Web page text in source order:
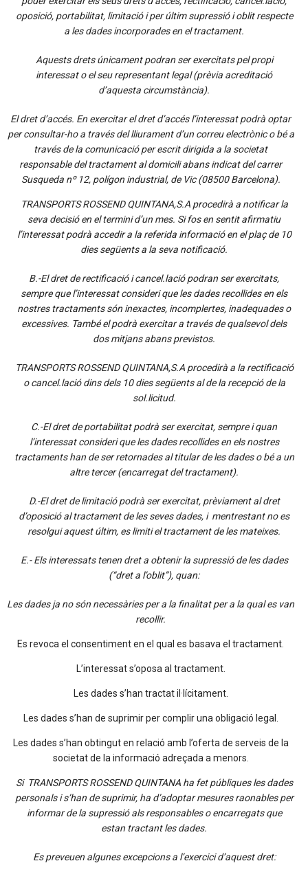
oposició, portabilitat, limitació i per últim supressió i oblit respecte
a les dades incorporades en el tractament.
Aquests drets únicament podran ser exercitats pel propi
interessat o el seu representant legal (prèvia acreditació
d’aquesta circumstància).
El dret d’accés. En exercitar el dret d’accés l’interessat podrà optar
per consultar-ho a través del lliurament d’un correu electrònic o bé a
través de la comunicació per escrit dirigida a la societat
responsable del tractament al domicili abans indicat del carrer
Susqueda nº 12, polígon industrial, de Vic (08500 Barcelona).
TRANSPORTS ROSSEND QUINTANA,S.A procedirà a notificar la
seva decisió en el termini d’un mes. Si fos en sentit afirmatiu
l’interessat podrà accedir a la referida informació en el plaç de 10
dies següents a la seva notificació.
B.-El dret de rectificació i cancel.lació podran ser exercitats,
sempre que l’interessat consideri que les dades recollides en els
nostres tractaments són inexactes, incomplertes, inadequades o
excessives. També el podrà exercitar a través de qualsevol dels
dos mitjans abans previstos.
TRANSPORTS ROSSEND QUINTANA,S.A procedirà a la rectificació
o cancel.lació dins dels 10 dies següents al de la recepció de la
sol.licitud.
C.-El dret de portabilitat podrà ser exercitat, sempre i quan
l’interessat consideri que les dades recollides en els nostres
tractaments han de ser retornades al titular de les dades o bé a un
altre tercer (encarregat del tractament).
D.-El dret de limitació podrà ser exercitat, prèviament al dret
d’oposició al tractament de les seves dades, i mentrestant no es
resolgui aquest últim, es limiti el tractament de les mateixes.
E.- Els interessats tenen dret a obtenir la supressió de les dades
(“dret a l’oblit”), quan:
Les dades ja no són necessàries per a la finalitat per a la qual es van
recollir.
Es revoca el consentiment en el qual es basava el tractament.
L’interessat s’oposa al tractament.
Les dades s’han tractat il·lícitament.
Les dades s’han de suprimir per complir una obligació legal.
Les dades s’han obtingut en relació amb l’oferta de serveis de la
societat de la informació adreçada a menors.
Si TRANSPORTS ROSSEND QUINTANA ha fet públiques les dades
personals i s’han de suprimir, ha d’adoptar mesures raonables per
informar de la supressió als responsables o encarregats que
estan tractant les dades.
Es preveuen algunes excepcions a l’exercici d’aquest dret: